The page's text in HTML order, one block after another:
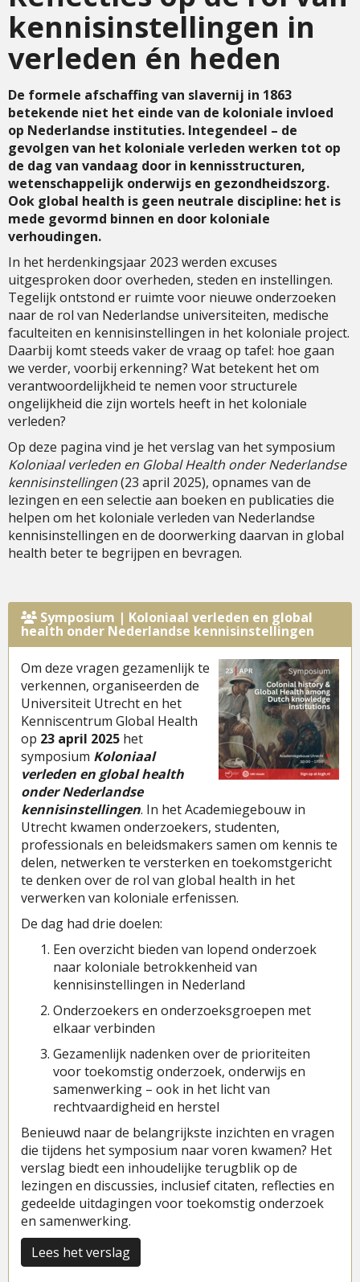
kennisinstellingen in
verleden én heden
De formele afschaffing van slavernij in 1863
betekende niet het einde van de koloniale invloed
op Nederlandse instituties. Integendeel – de
gevolgen van het koloniale verleden werken tot op
de dag van vandaag door in kennisstructuren,
wetenschappelijk onderwijs en gezondheidszorg.
Ook global health is geen neutrale discipline: het is
mede gevormd binnen en door koloniale
verhoudingen.
In het herdenkingsjaar 2023 werden excuses
uitgesproken door overheden, steden en instellingen.
Tegelijk ontstond er ruimte voor nieuwe onderzoeken
naar de rol van Nederlandse universiteiten, medische
faculteiten en kennisinstellingen in het koloniale project.
Daarbij komt steeds vaker de vraag op tafel: hoe gaan
we verder, voorbij erkenning? Wat betekent het om
verantwoordelijkheid te nemen voor structurele
ongelijkheid die zijn wortels heeft in het koloniale
verleden?
Op deze pagina vind je het verslag van het symposium
Koloniaal verleden en Global Health onder Nederlandse
kennisinstellingen(23 april 2025), opnames van de
lezingen en een selectie aan boeken en publicaties die
helpen om het koloniale verleden van Nederlandse
kennisinstellingen en de doorwerking daarvan in global
health beter te begrijpen en bevragen.
Symposium | Koloniaal verleden en global
health onder Nederlandse kennisinstellingen
Om deze vragen gezamenlijk te
verkennen, organiseerden de
Universiteit Utrecht en het
Kenniscentrum Global Health
op 23 april 2025 het
symposium Koloniaal
verleden en global health
onder Nederlandse
kennisinstellingen. In het Academiegebouw in
Utrecht kwamen onderzoekers, studenten,
professionals en beleidsmakers samen om kennis te
delen, netwerken te versterken en toekomstgericht
te denken over de rol van global health in het
verwerken van koloniale erfenissen.
De dag had drie doelen:
Een overzicht bieden van lopend onderzoek
naar koloniale betrokkenheid van
kennisinstellingen in Nederland
Onderzoekers en onderzoeksgroepen met
elkaar verbinden
Gezamenlijk nadenken over de prioriteiten
voor toekomstig onderzoek, onderwijs en
samenwerking – ook in het licht van
rechtvaardigheid en herstel
Benieuwd naar de belangrijkste inzichten en vragen
die tijdens het symposium naar voren kwamen? Het
verslag biedt een inhoudelijke terugblik op de
lezingen en discussies, inclusief citaten, reflecties en
gedeelde uitdagingen voor toekomstig onderzoek
en samenwerking.
Lees het verslag